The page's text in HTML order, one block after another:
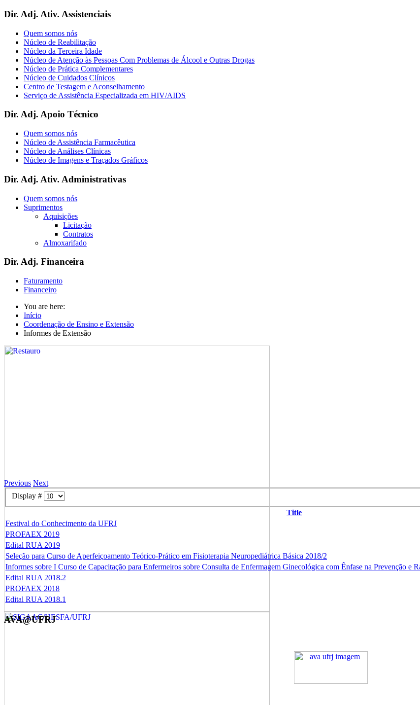
Dir. Adj. Ativ. Assistenciais
Quem somos nós
Núcleo de Reabilitação
Núcleo da Terceira Idade
Núcleo de Atenção às Pessoas Com Problemas de Álcool e Outras Drogas
Núcleo de Prática Complementares
Núcleo de Cuidados Clínicos
Centro de Testagem e Aconselhamento
Serviço de Assistência Especializada em HIV/AIDS
Dir. Adj. Apoio Técnico
Quem somos nós
Núcleo de Assistência Farmacêutica
Núcleo de Análises Clínicas
Núcleo de Imagens e Traçados Gráficos
Dir. Adj. Ativ. Administrativas
Quem somos nós
Suprimentos
Aquisições
Licitação
Contratos
Almoxarifado
Dir. Adj. Financeira
Faturamento
Financeiro
You are here:
Início
Coordenação de Ensino e Extensão
Informes de Extensão
Previous Next
Display #
Title
Festival do Conhecimento da UFRJ
PROFAEX 2019
Edital RUA 2019
Seleção para Curso de Aperfeiçoamento Teórico-Prático em Fisioterapia Neuropediátrica Básica 2018/2
Informes sobre I Curso de Capacitação para Enfermeiros sobre Consulta de Enfermagem Ginecológica com Ênfase na Prevenção e
Edital RUA 2018.2
PROFAEX 2018
Edital RUA 2018.1
AVA@UFRJ